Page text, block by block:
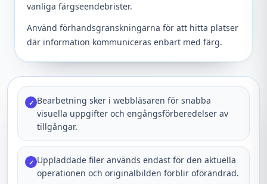
vanliga färgseendebrister.
Använd förhandsgranskningarna för att hitta platser
där information kommuniceras enbart med färg.
✓ Bearbetning sker i webbläsaren för snabba
visuella uppgifter och engångsförberedelser av
tillgångar.
✓ Uppladdade filer används endast för den aktuella
operationen och originalbilden förblir oförändrad.